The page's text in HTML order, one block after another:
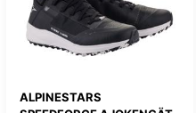
ALPINESTARS